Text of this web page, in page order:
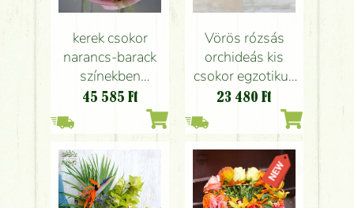
kerek csokor
narancs-barack
színekben
Phalaenopsis
orchideával (25
szál)
45 585 Ft
Vörös rózsás
orchideás kis
csokor egzotikus
virágokkal
23 480 Ft